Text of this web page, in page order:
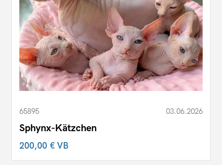
65895 03.06.2026
Sphynx-Kätzchen
200,00 €VB